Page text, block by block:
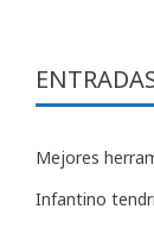
Mejores
Infantino